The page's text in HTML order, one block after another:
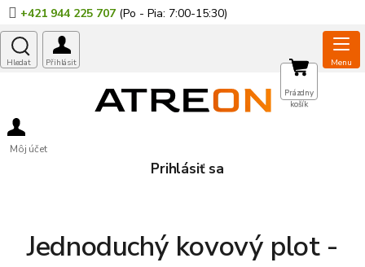
Prejsť
na
obsah
+421 944 225 707
Môj účet
Prihlásiť sa
NÁKUPNÝ
KOŠÍK
Prázdny
košík
Jednoduchý kovový plot -